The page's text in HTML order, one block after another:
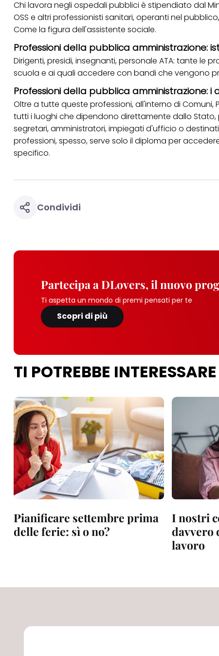
Chi lavora negli ospedali pubblici è stipendiato dal
OSS e altri professionisti sanitari, operanti nel
Come la figura dell'assistente sociale.
Professioni della pubblica amministrazione:
Dirigenti, presidi, insegnanti, personale ATA: tante
scuola e ai quali accedere con bandi che vengono
Professioni della pubblica amministrazione: i
Oltre a tutte queste professioni, all'interno di Comuni,
tutti i luoghi che dipendono direttamente dallo
segretari, amministratori, impiegati d'ufficio o
professioni, spesso, serve solo il diploma per
specifico.
Condividi
Partecipa a DLovers, il nuovo
Ti aspetta un mondo di premi pensati per te
Scopri di più
TI POTREBBE
Pianificare settembre prima
delle ferie: sì o no?
I nostri
davvero
lavoro